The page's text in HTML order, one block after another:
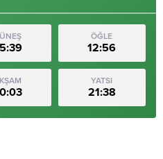
ÖĞLE
12:56
YATSI
21:38